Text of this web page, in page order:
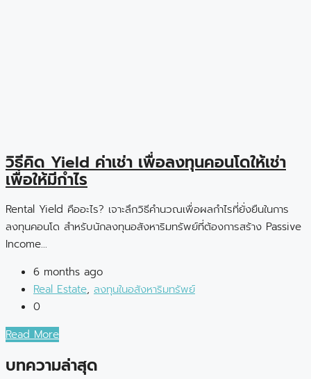
วิธีคิด Yield ค่าเช่า เพื่อลงทุนคอนโดให้เช่า
เพื่อให้มีกำไร
Rental Yield คืออะไร? เจาะลึกวิธีคำนวณเพื่อผลกำไรที่ยั่งยืนในการ
ลงทุนคอนโด สำหรับนักลงทุนอสังหาริมทรัพย์ที่ต้องการสร้าง Passive
Income...
6 months ago
Real Estate, ลงทุนในอสังหาริมทรัพย์
0
Read More
บทความล่าสุด